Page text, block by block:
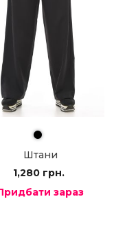
Штани
1,280 грн.
зараз